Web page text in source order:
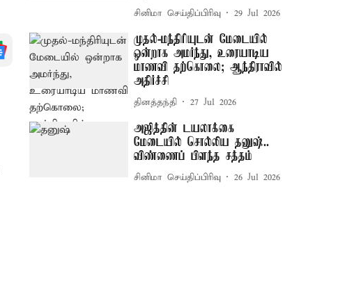
சினிமா செய்திப்பிரிவு 29 Jul 2026
முதல்-மந்திரியுடன் மேடையில்
ஒன்றாக அமர்ந்து, உரையாடிய
மாணவி தற்கொலை; ஆந்திராவில்
அதிர்ச்சி
தினத்தந்தி 27 Jul 2026
அஜித்தின் டயலாக்கை
மேடையில் சொல்லிய தனுஷ்..
விண்ணைப் பிளந்த சத்தம்
சினிமா செய்திப்பிரிவு 26 Jul 2026